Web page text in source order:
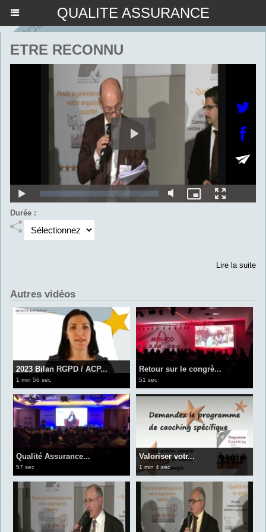
QUALITE ASSURANCE
ETRE RECONNU
Durée :
Lire la suite
Autres vidéos
2023 Bilan RGPD / ACP...
1 min 56 sec
Retour sur le congrè...
51 sec
Qualité Assurance...
57 sec
Valoriser votr...
1 min 4 sec